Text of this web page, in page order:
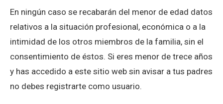
En ningún caso se recabarán del menor de edad datos
relativos a la situación profesional, económica o a la
intimidad de los otros miembros de la familia, sin el
consentimiento de éstos. Si eres menor de trece años
y has accedido a este sitio web sin avisar a tus padres
no debes registrarte como usuario.